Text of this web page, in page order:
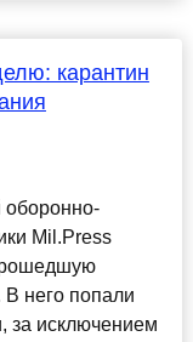
карантин
оборонно-
Mil.Press
В него попали
за исключением